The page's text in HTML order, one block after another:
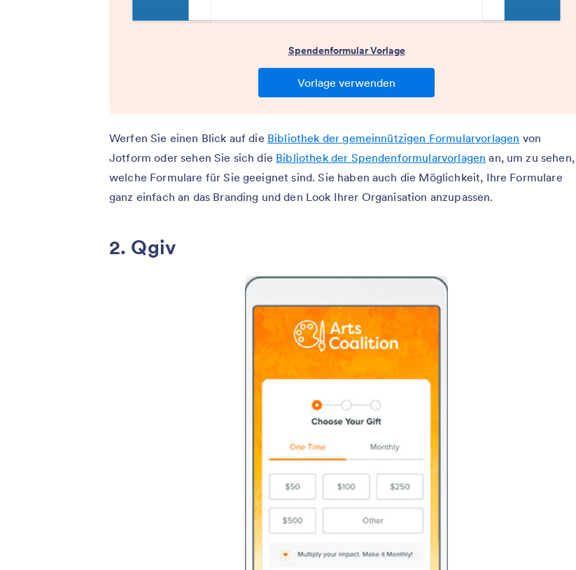
Werfen Sie einen Blick auf die Bibliothek der gemeinnützigen Formularvorlagen von
Jotform oder sehen Sie sich die Bibliothek der Spendenformularvorlagen an, um zu sehen,
welche Formulare für Sie geeignet sind. Sie haben auch die Möglichkeit, Ihre Formulare
ganz einfach an das Branding und den Look Ihrer Organisation anzupassen.
2. Qgiv